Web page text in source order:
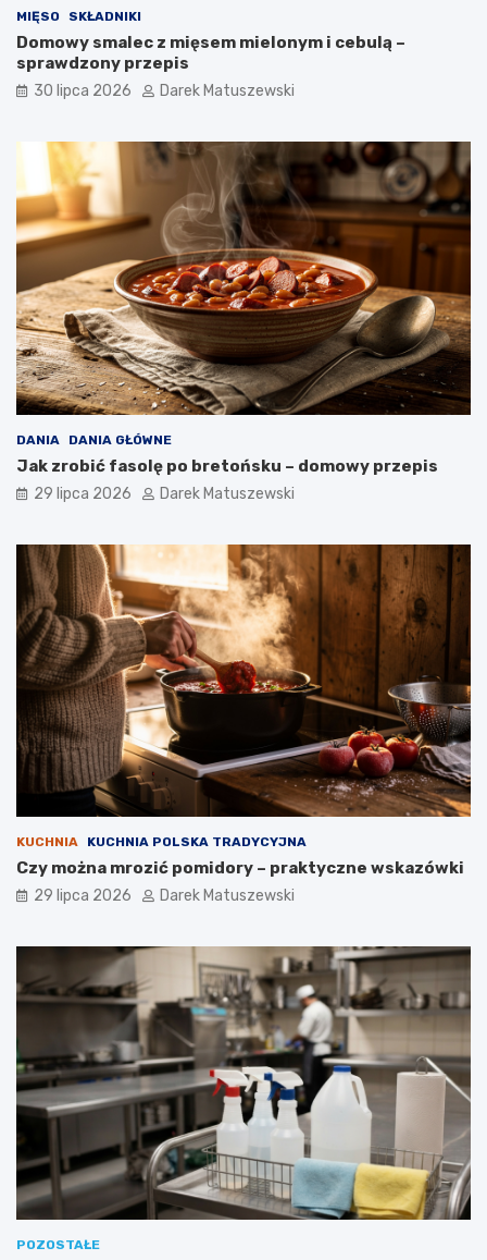
MIĘSO SKŁADNIKI
Domowy smalec z mięsem mielonym i cebulą –
sprawdzony przepis
30 lipca 2026 Darek Matuszewski
DANIA DANIA GŁÓWNE
Jak zrobić fasolę po bretońsku – domowy przepis
29 lipca 2026 Darek Matuszewski
KUCHNIA KUCHNIA POLSKA TRADYCYJNA
Czy można mrozić pomidory – praktyczne wskazówki
29 lipca 2026 Darek Matuszewski
POZOSTAŁE